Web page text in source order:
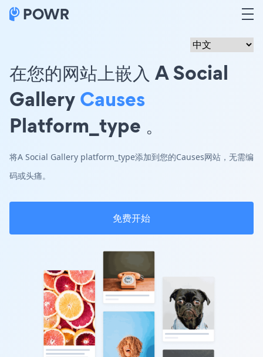
在您的网站上嵌入 A Social
GalleryCauses
Platform_type 。
将A Social Gallery platform_type添加到您的Causes网站，无需编
码或头痛。
免费开始